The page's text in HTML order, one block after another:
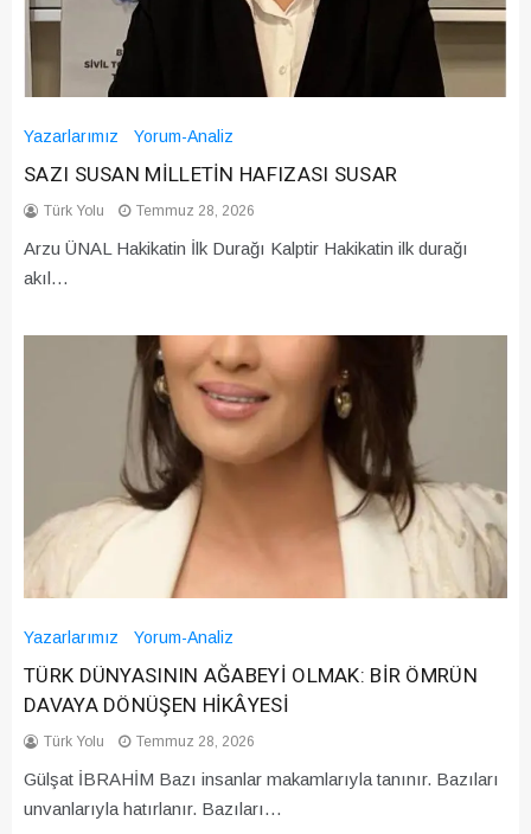
Yazarlarımız Yorum-Analiz
SAZI SUSAN MİLLETİN HAFIZASI SUSAR
Türk Yolu Temmuz 28, 2026
Arzu ÜNAL Hakikatin İlk Durağı Kalptir Hakikatin ilk durağı
akıl…
Yazarlarımız Yorum-Analiz
TÜRK DÜNYASININ AĞABEYİ OLMAK: BİR ÖMRÜN
DAVAYA DÖNÜŞEN HİKÂYESİ
Türk Yolu Temmuz 28, 2026
Gülşat İBRAHİM Bazı insanlar makamlarıyla tanınır. Bazıları
unvanlarıyla hatırlanır. Bazıları…